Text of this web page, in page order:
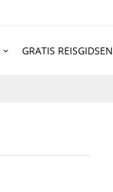
GRATIS REISGIDSEN